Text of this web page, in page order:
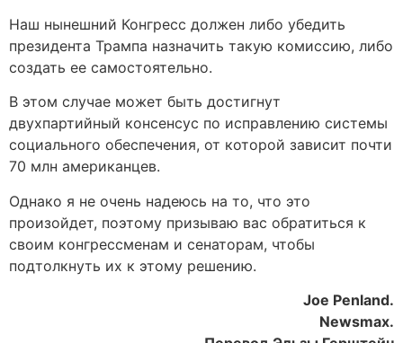
Наш нынешний Конгресс должен либо убедить
президента Трампа назначить такую комиссию, либо
создать ее самостоятельно.
В этом случае может быть достигнут
двухпартийный консенсус по исправлению системы
социального обеспечения, от которой зависит почти
70 млн американцев.
Однако я не очень надеюсь на то, что это
произойдет, поэтому призываю вас обратиться к
своим конгрессменам и сенаторам, чтобы
подтолкнуть их к этому решению.
Joe Penland.
Newsmax.